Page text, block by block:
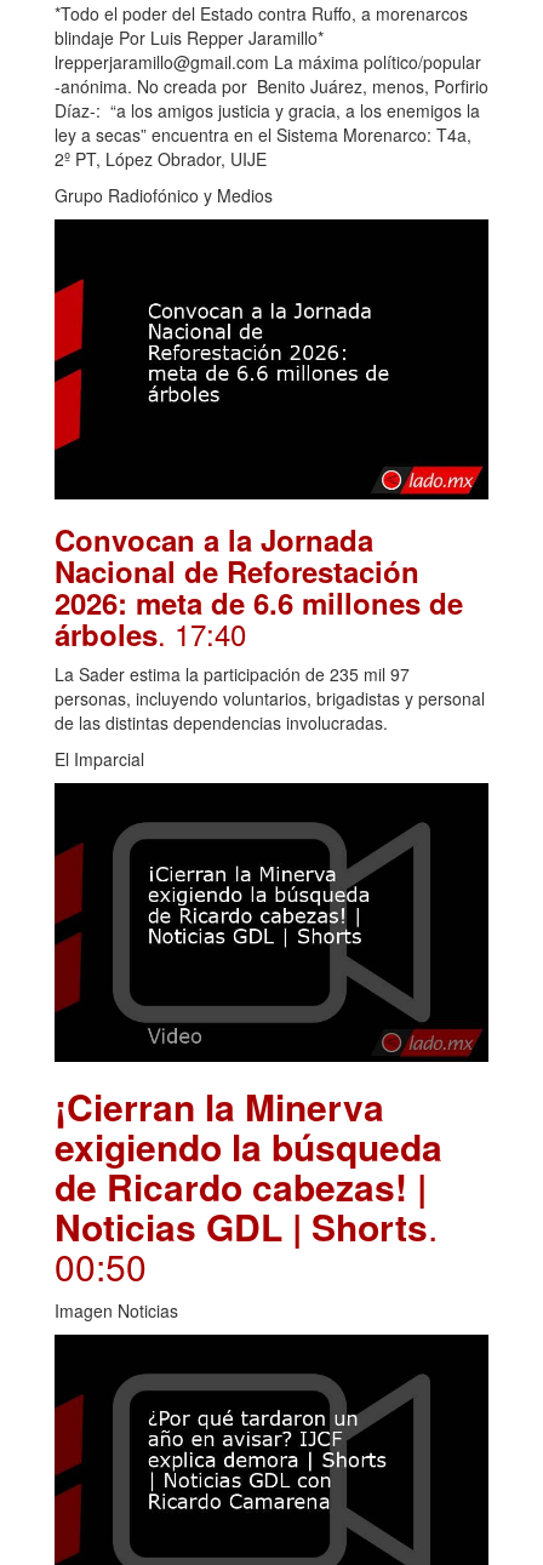
*Todo el poder del Estado contra Ruffo, a morenarcos
blindaje Por Luis Repper Jaramillo*
lrepperjaramillo@gmail.com La máxima político/popular
-anónima. No creada por Benito Juárez, menos, Porfirio
Díaz-: “a los amigos justicia y gracia, a los enemigos la
ley a secas” encuentra en el Sistema Morenarco: T4a,
2º PT, López Obrador, UIJE
Grupo Radiofónico y Medios
Convocan a la Jornada
Nacional de Reforestación
2026: meta de 6.6 millones de
árboles. 17:40
La Sader estima la participación de 235 mil 97
personas, incluyendo voluntarios, brigadistas y personal
de las distintas dependencias involucradas.
El Imparcial
¡Cierran la Minerva
exigiendo la búsqueda
de Ricardo cabezas! |
Noticias GDL | Shorts.
00:50
Imagen Noticias